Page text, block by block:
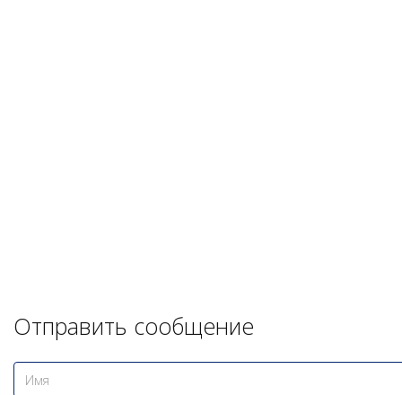
Отправить сообщение